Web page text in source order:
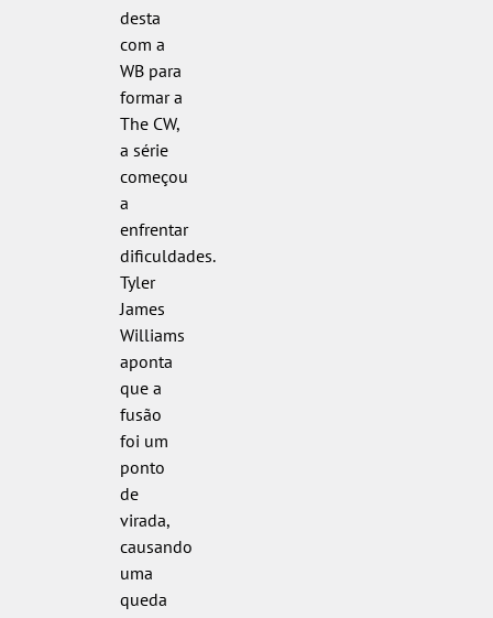
desta
com a
WB para
formar a
The CW,
a série
começou
a
enfrentar
dificuldades.
Tyler
James
Williams
aponta
que a
fusão
foi um
ponto
de
virada,
causando
uma
queda